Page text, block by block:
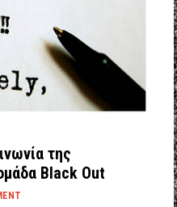
της
Black Out